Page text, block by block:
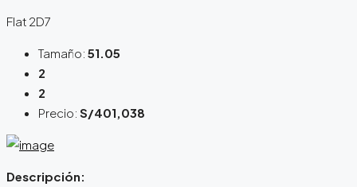
Flat 2D7
Tamaño: 51.05
2
2
Precio: S/401,038
Descripción: